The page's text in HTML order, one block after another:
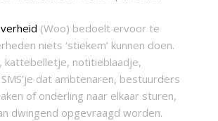
(Woo) bedoelt ervoor te
niets ‘stiekem’ kunnen doen.
kattebelletje, notitieblaadje,
dat ambtenaren, bestuurders
of onderling naar elkaar sturen,
dwingend opgevraagd worden.